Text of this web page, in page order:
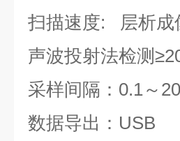
扫描速度: 层析成
声波投射法检测
采样间隔：0.1～
数据导出：USB